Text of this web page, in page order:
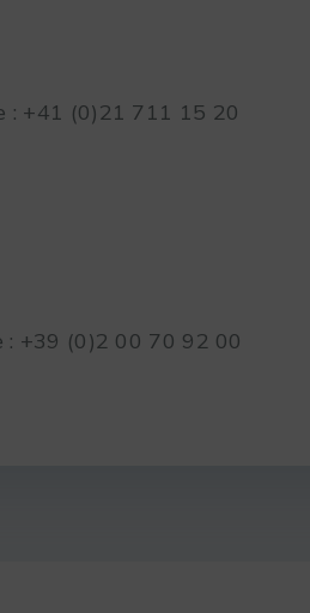
: +41 (0)21 711 15 20
: +39 (0)2 00 70 92 00